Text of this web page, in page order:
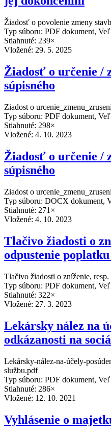
Žiadosť o povolenie zmeny
Typ súboru: PDF dokument,
Stiahnuté: 239×
Vložené: 29. 5. 2025
Žiadosť o určenie /
súpisného
Ziadost o
Typ súboru: PDF dokument,
Stiahnuté: 298×
Vložené: 4. 10. 2023
Žiadosť o určenie /
súpisného
Ziadost o
Typ súboru: DOCX dokument,
Stiahnuté: 271×
Vložené: 4. 10. 2023
Tlačivo žiadosti o
odpustenie
Tlačivo žiadosti o zníženie,
Typ súboru: PDF dokument,
Stiahnuté: 322×
Vložené: 27. 3. 2023
Lekársky nález na
odkázanosti na
Lekársky-nález-na-účely-
službu.pdf
Typ súboru: PDF dokument,
Stiahnuté: 286×
Vložené: 12. 10. 2021
Vyhlásenie o